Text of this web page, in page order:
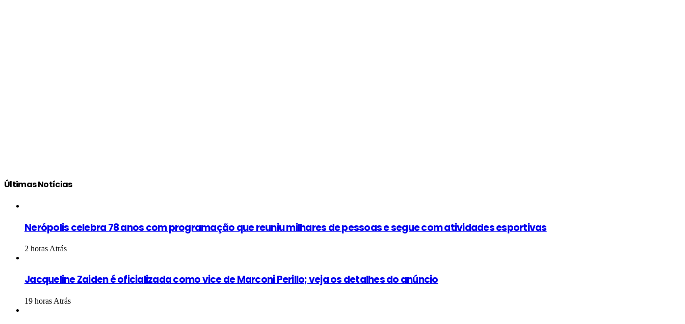
Últimas Notícias
Nerópolis celebra 78 anos com programação que reuniu milhares de pessoas e segue com atividades esportivas
2 horas Atrás
Jacqueline Zaiden é oficializada como vice de Marconi Perillo; veja os detalhes do anúncio
19 horas Atrás